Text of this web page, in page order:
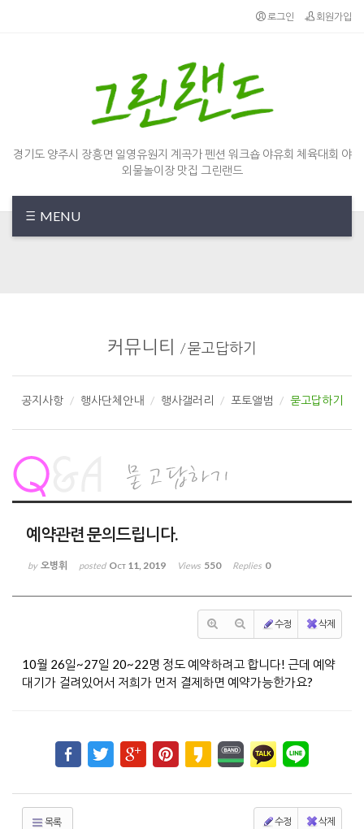
로그인 회원가입
경기도 양주시 장흥면 일영유원지 계곡가 펜션 워크숍 야유회 체육대회 야
외물놀이장 맛집 그린랜드
MENU
커뮤니티 /묻고답하기
공지사항 행사단체안내 행사갤러리 포토앨범 묻고답하기
예약관련 문의드립니다.
by 오병휘 posted Oct 11, 2019 Views 550 Replies 0
수정 삭제
10월 26일~27일 20~22명 정도 예약하려고 합니다! 근데 예약
대기가 걸려있어서 저희가 먼저 결제하면 예약가능한가요?
목록 수정 삭제